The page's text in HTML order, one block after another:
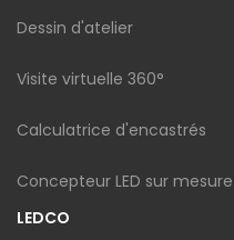
Dessin d'atelier
Visite virtuelle 360°
Calculatrice d'encastrés
Concepteur LED sur mesure
LEDCO